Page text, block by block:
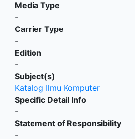
Media Type
-
Carrier Type
-
Edition
-
Subject(s)
Katalog Ilmu Komputer
Specific Detail Info
-
Statement of Responsibility
-